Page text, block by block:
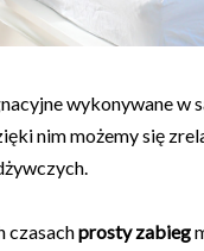
wykonywane w
nim możemy się
czasachprosty zabieg